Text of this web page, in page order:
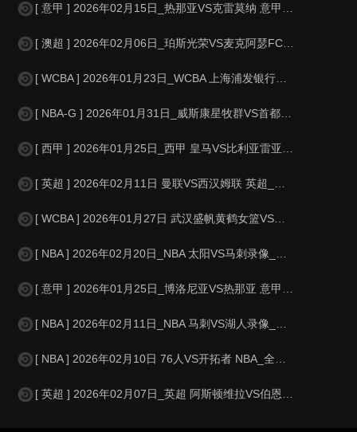
[ 意甲 ] 2026年02月15日_热那亚VS克雷莫纳 意甲录像_全场录
[ 澳超 ] 2026年02月06日_珀斯光荣VS麦克阿瑟FC 澳超录像_
[ WCBA ] 2026年01月23日_WCBA 上海浦发银行女篮VS山东赤
[ NBA-G ] 2026年01月31日_威斯康星牧群VS首都前进 NBA-G
[ 西甲 ] 2026年01月25日_西甲 皇马VS比利亚雷亚尔录像_全场
[ 英超 ] 2026年02月11日 曼联VS西汉姆联 英超_全场录像【视
[ WCBA ] 2026年01月27日 武汉盛帆黄鹤女篮VS上海浦发银行女篮
[ NBA ] 2026年02月20日_NBA 太阳VS马刺录像_高清录像【
[ 意甲 ] 2026年01月25日_博洛尼亚VS热那亚 意甲录像_全场录
[ NBA ] 2026年02月11日_NBA 马刺VS湖人录像_全场录像【
[ NBA ] 2026年02月10日 76人VS开拓者 NBA_全场录像【
[ 英超 ] 2026年02月07日_英超 阿斯顿维拉VS伯恩茅斯录像_高